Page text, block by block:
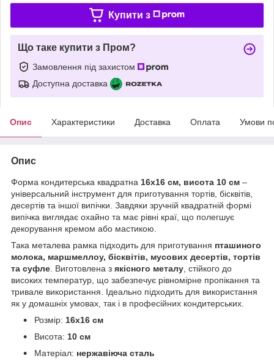
Купити з
Що таке купити з Пром?
Замовлення під захистом
Доступна доставка
Опис Характеристики Доставка Оплата Умови
Опис
Форма кондитерська квадратна 16х16 см, висота 10 см –
універсальний інструмент для приготування тортів, бісквітів,
десертів та іншої випічки. Завдяки зручній квадратній формі
випічка виглядає охайно та має рівні краї, що полегшує
декорування кремом або мастикою.
Така металева рамка підходить для приготування пташиного
молока, маршмеллоу, бісквітів, мусових десертів, тортів
та суфле . Виготовлена з якісного металу , стійкого до
високих температур, що забезпечує рівномірне пропікання та
тривале використання. Ідеально підходить для використання
як у домашніх умовах, так і в професійних кондитерських.
Розмір: 16х16 см
Висота: 10 см
Матеріал: нержавіюча сталь